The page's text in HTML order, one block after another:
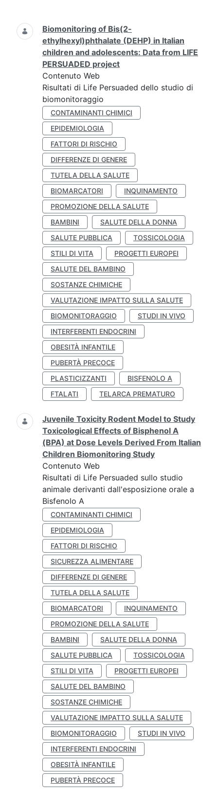
Ricerca
Biomonitoring of Bis(2-
ethylhexyl)phthalate (DEHP) in Italian
children and adolescents: Data from LIFE
PERSUADED project
Contenuto Web
Risultati di Life Persuaded dello studio di
biomonitoraggio
CONTAMINANTI CHIMICI
EPIDEMIOLOGIA
FATTORI DI RISCHIO
DIFFERENZE DI GENERE
TUTELA DELLA SALUTE
BIOMARCATORI
INQUINAMENTO
PROMOZIONE DELLA SALUTE
BAMBINI
SALUTE DELLA DONNA
SALUTE PUBBLICA
TOSSICOLOGIA
STILI DI VITA
PROGETTI EUROPEI
SALUTE DEL BAMBINO
SOSTANZE CHIMICHE
VALUTAZIONE IMPATTO SULLA SALUTE
BIOMONITORAGGIO
STUDI IN VIVO
INTERFERENTI ENDOCRINI
OBESITÀ INFANTILE
PUBERTÀ PRECOCE
PLASTICIZZANTI
BISFENOLO A
FTALATI
TELARCA PREMATURO
Juvenile Toxicity Rodent Model to Study
Toxicological Effects of Bisphenol A
(BPA) at Dose Levels Derived From Italian
Children Biomonitoring Study
Contenuto Web
Risultati di Life Persuaded sullo studio
animale derivanti dall'esposizione orale a
Bisfenolo A
CONTAMINANTI CHIMICI
EPIDEMIOLOGIA
FATTORI DI RISCHIO
SICUREZZA ALIMENTARE
DIFFERENZE DI GENERE
TUTELA DELLA SALUTE
BIOMARCATORI
INQUINAMENTO
PROMOZIONE DELLA SALUTE
BAMBINI
SALUTE DELLA DONNA
SALUTE PUBBLICA
TOSSICOLOGIA
STILI DI VITA
PROGETTI EUROPEI
SALUTE DEL BAMBINO
SOSTANZE CHIMICHE
VALUTAZIONE IMPATTO SULLA SALUTE
BIOMONITORAGGIO
STUDI IN VIVO
INTERFERENTI ENDOCRINI
OBESITÀ INFANTILE
PUBERTÀ PRECOCE